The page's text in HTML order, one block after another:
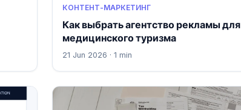
КОНТЕНТ-МАРКЕТИНГ
Как выбрать агентство рекламы для
медицинского туризма
21 Jun 2026 · 1 min